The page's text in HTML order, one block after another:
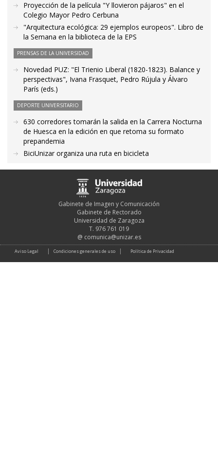
Proyección de la película "Y llovieron pájaros" en el
Colegio Mayor Pedro Cerbuna
"Arquitectura ecológica: 29 ejemplos europeos". Libro de
la Semana en la biblioteca de la EPS
PRENSAS DE LA UNIVERSIDAD
Novedad PUZ: "El Trienio Liberal (1820-1823). Balance y
perspectivas", Ivana Frasquet, Pedro Rújula y Álvaro
París (eds.)
DEPORTE UNIVERSITARIO
630 corredores tomarán la salida en la Carrera Nocturna
de Huesca en la edición en que retoma su formato
prepandemia
BiciUnizar organiza una ruta en bicicleta
Gabinete de Imagen y Comunicación
Gabinete de Rectorado
Universidad de Zaragoza
T. 976 761 019
@ comunica@unizar.es
Aviso Legal Condiciones generales de uso Política de Privacidad